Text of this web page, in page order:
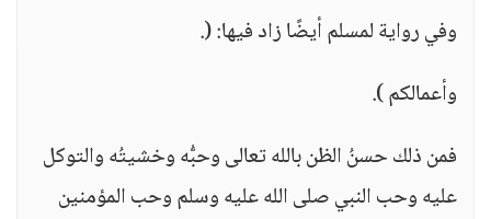
وفي رواية لمسلم أيضًا زاد فيها: (.
وأعمالكم ).
فمن ذلك حسنُ الظن بالله تعالى وحبُّه وخشيتُه والتوكل
عليه وحب النبي صلى الله عليه وسلم وحب المؤمنين